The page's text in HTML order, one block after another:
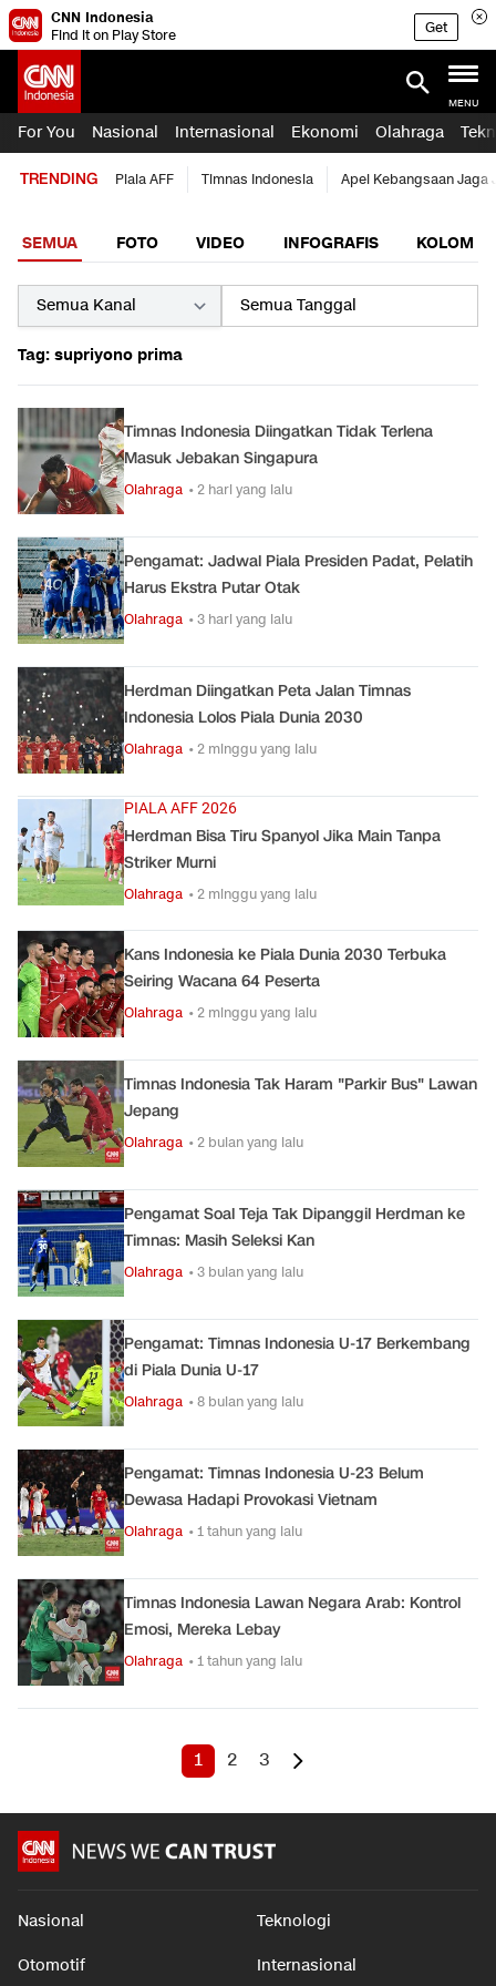
CNN Indonesia
Find it on Play Store
Get
MENU
For You Nasional Internasional Ekonomi Olahraga
TRENDING Piala AFF Timnas Indonesia Apel Kebangsaan Jaga
SEMUA FOTO VIDEO INFOGRAFIS KOLOM
Tag: supriyono prima
Timnas Indonesia Diingatkan Tidak Terlena
Masuk Jebakan Singapura
Olahraga • 2 hari yang lalu
Pengamat: Jadwal Piala Presiden Padat, Pelatih
Harus Ekstra Putar Otak
Olahraga • 3 hari yang lalu
Herdman Diingatkan Peta Jalan Timnas
Indonesia Lolos Piala Dunia 2030
Olahraga • 2 minggu yang lalu
PIALA AFF 2026
Herdman Bisa Tiru Spanyol Jika Main Tanpa
Striker Murni
Olahraga • 2 minggu yang lalu
Kans Indonesia ke Piala Dunia 2030 Terbuka
Seiring Wacana 64 Peserta
Olahraga • 2 minggu yang lalu
Timnas Indonesia Tak Haram "Parkir Bus" Lawan
Jepang
Olahraga • 2 bulan yang lalu
Pengamat Soal Teja Tak Dipanggil Herdman ke
Timnas: Masih Seleksi Kan
Olahraga • 3 bulan yang lalu
Pengamat: Timnas Indonesia U-17 Berkembang
di Piala Dunia U-17
Olahraga • 8 bulan yang lalu
Pengamat: Timnas Indonesia U-23 Belum
Dewasa Hadapi Provokasi Vietnam
Olahraga • 1 tahun yang lalu
Timnas Indonesia Lawan Negara Arab: Kontrol
Emosi, Mereka Lebay
Olahraga • 1 tahun yang lalu
1 2 3
Nasional Teknologi
Otomotif Internasional